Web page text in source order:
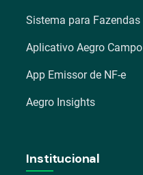
Sistema para Fazendas
Aplicativo Aegro Campo
App Emissor de NF-e
Aegro Insights
Institucional